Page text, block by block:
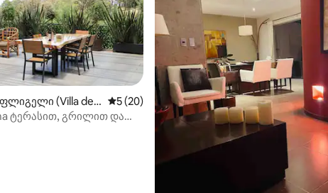
4,77, 106 მიმოხილვა
(Villa del
საშუალო შეფასებაა 5‑დან 5, 20 მიმოხილვა
5 (20)
ტერასით, გრილით და